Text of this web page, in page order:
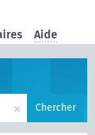
Aide
× Chercher